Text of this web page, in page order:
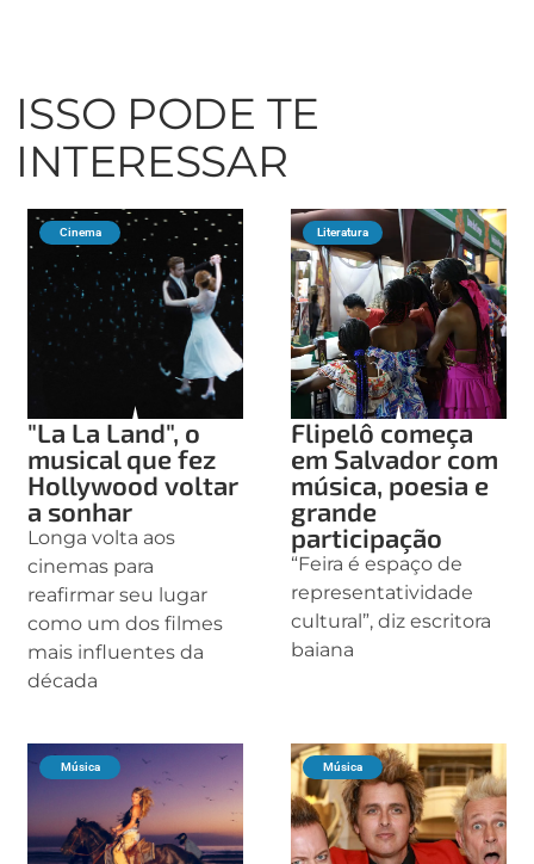
ISSO PODE TE
INTERESSAR
Cinema
"La La Land", o
musical que fez
Hollywood voltar
a sonhar
Longa volta aos
cinemas para
reafirmar seu lugar
como um dos filmes
mais influentes da
década
Literatura
Flipelô começa
em Salvador com
música, poesia e
grande
participação
“Feira é espaço de
representatividade
cultural”, diz escritora
baiana
Música Música